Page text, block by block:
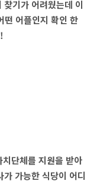
기가 어려웠는데 이
떤 어플인지 확인 한
단체를 지원을 받아
가능한 식당이 어디